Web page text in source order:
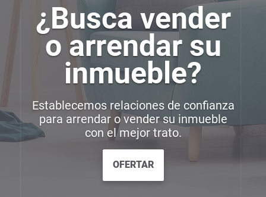
¿Busca vender
o arrendar su
inmueble?
Establecemos relaciones de confianza
para arrendar o vender su inmueble
con el mejor trato.
OFERTAR